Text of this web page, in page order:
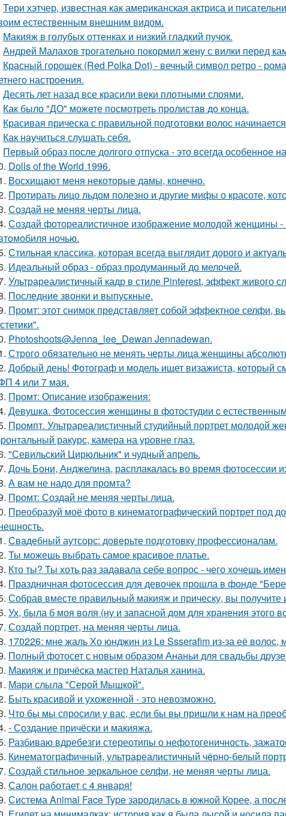
Тери хэтчер, известная как американская актриса и
естественным внешним видом.
Макияж в голубых оттенках и низкий гладкий пучок.
Андрей Малахов трогательно покормил жену с вилки перед
Красный горошек (Red Polka Dot) - вечный символ ретро -
настроения.
Десять лет назад все красили веки плотными слоями.
Как было "ДО" можете посмотреть пролистав до конца.
Красивая прическа с правильной подготовки волос
Как научиться слушать себя.
Первый образ после долгого отпуска - это всегда особенное
Dolls of the World 1996.
Восхищают меня некоторые дамы, конечно.
Протирать лицо льдом полезно и другие мифы о красоте,
Создай не меняя черты лица.
Создай фотореалистичное изображение молодой женщины
ночью.
Стильная классика, которая всегда выглядит дорого и
Идеальный образ - образ продуманный до мелочей.
Ультрареалистичный кадр в стиле Pinterest, эффект живого
Последние звонки и выпускные.
Промт: этот снимок представляет собой эффектное селфи,
Photoshoots@Jenna_lee_Dewan Jennadewan.
Строго обязательно не менять черты лица женщины
Добрый день! Фотограф и модель ищет визажиста, который
4 или 7 мая.
Промт: Описание изображения:
Девушка. Фотосессия женщины в фотостудии c
Промпт. Ультрареалистичный студийный портрет молодой
ракурс, камера на уровне глаз.
"Севильский Цирюльник" и чудный апрель.
Дочь Бони, Анджелина, расплакалась во время фотосессии
А вам не надо для промта?
Промт: Создай не меняя черты лица.
Преобразуй моё фото в кинематографический портрет под
Свадебный аутсорс: доверьте подготовку профессионалам.
Ты можешь выбрать самое красивое платье.
Кто ты? Ты хоть раз задавала себе вопрос - чего хочешь
Праздничная фотосессия для девочек прошла в фонде
Собрав вместе правильный макияж и прическу, вы
Ух, была б моя воля (ну и запасной дом для хранения этого
Создай портрет, на меняя черты лица.
170226: мне жаль Хо юнджин из Le Ssserafim из-за её волос,
Полный фотосет с новым образом Ананьи для свадьбы
Макияж и причёска мастер Наталья ханина.
Мари слыла "Серой Мышкой".
Быть красивой и ухоженной - это невозможно.
Что бы мы спросили у вас, если бы вы пришли к нам на
- Создание причёски и макияжа.
Разбиваю вдребезги стереотипы о нефотогеничность,
Кинематографичный, ультрареалистичный чёрно-белый
Создай стильное зеркальное селфи, не меняя черты лица.
Салон работает с 4 января!
Система Animal Face Type зародилась в южной Корее, а